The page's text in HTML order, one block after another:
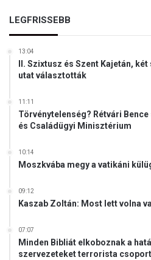
LEGFRISSEBB
13:04
II. Szixtusz és Szent Kajetán,
utat választották
11:11
Törvénytelenség? Rétvári
és Családügyi Minisztérium
10:14
Moszkvába megy a vatikáni
09:12
Kaszab Zoltán: Most lett volna
07:07
Minden Bibliát elkoboznak a
szervezeteket terrorista